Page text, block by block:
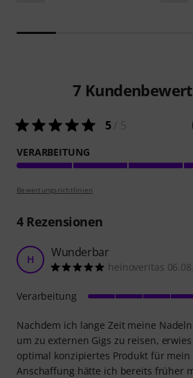
7
5/ 5
VERARBEITUNG
Bewertungsrichtlinien
4Rezensionen
H Wunderbar
heinoveritas
Nachdem ich lange Zeit meine
um zu externen Gigs zu reisen,
optimal konzipiertes Produkt für mein
Anschaffung hätte ich bereits früher
Verarbeitung